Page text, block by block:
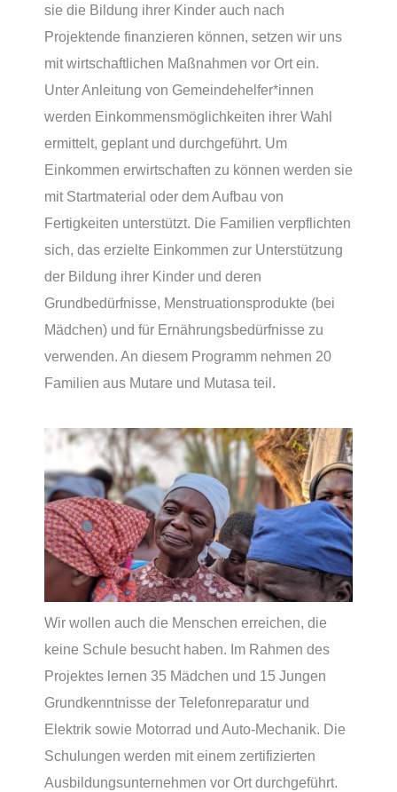
sie die Bildung ihrer Kinder auch nach
Projektende finanzieren können, setzen wir uns
mit wirtschaftlichen Maßnahmen vor Ort ein.
Unter Anleitung von Gemeindehelfer*innen
werden Einkommensmöglichkeiten ihrer Wahl
ermittelt, geplant und durchgeführt. Um
Einkommen erwirtschaften zu können werden sie
mit Startmaterial oder dem Aufbau von
Fertigkeiten unterstützt. Die Familien verpflichten
sich, das erzielte Einkommen zur Unterstützung
der Bildung ihrer Kinder und deren
Grundbedürfnisse, Menstruationsprodukte (bei
Mädchen) und für Ernährungsbedürfnisse zu
verwenden. An diesem Programm nehmen 20
Familien aus Mutare und Mutasa teil.
Wir wollen auch die Menschen erreichen, die
keine Schule besucht haben. Im Rahmen des
Projektes lernen 35 Mädchen und 15 Jungen
Grundkenntnisse der Telefonreparatur und
Elektrik sowie Motorrad und Auto-Mechanik. Die
Schulungen werden mit einem zertifizierten
Ausbildungsunternehmen vor Ort durchgeführt.